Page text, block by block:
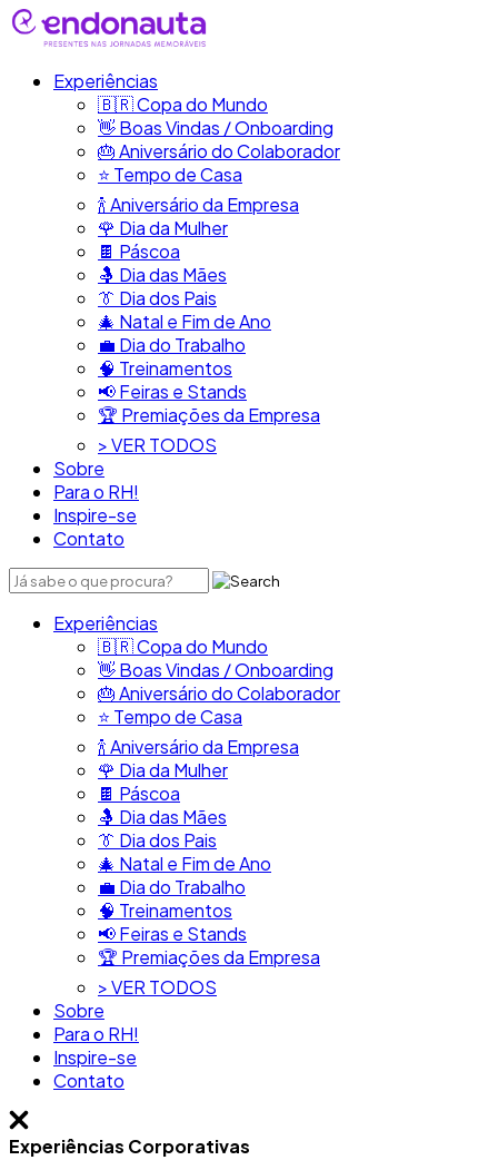
Experiências
🇧🇷​ Copa do Mundo
👋​ Boas Vindas / Onboarding
🎂​ Aniversário do Colaborador
⭐​ Tempo de Casa
​🍾​ Aniversário da Empresa
🌹 Dia da Mulher
🍫​ Páscoa
🤱 Dia das Mães
👔​ Dia dos Pais
🎄 Natal e Fim de Ano
💼​ Dia do Trabalho
🧠​ Treinamentos
📢​ Feiras e Stands
🏆 Premiações da Empresa
> VER TODOS
Sobre
Para o RH!
Inspire-se
Contato
Experiências
🇧🇷​ Copa do Mundo
👋​ Boas Vindas / Onboarding
🎂​ Aniversário do Colaborador
⭐​ Tempo de Casa
​🍾​ Aniversário da Empresa
🌹 Dia da Mulher
🍫​ Páscoa
🤱 Dia das Mães
👔​ Dia dos Pais
🎄 Natal e Fim de Ano
💼​ Dia do Trabalho
🧠​ Treinamentos
📢​ Feiras e Stands
🏆 Premiações da Empresa
> VER TODOS
Sobre
Para o RH!
Inspire-se
Contato
Experiências Corporativas